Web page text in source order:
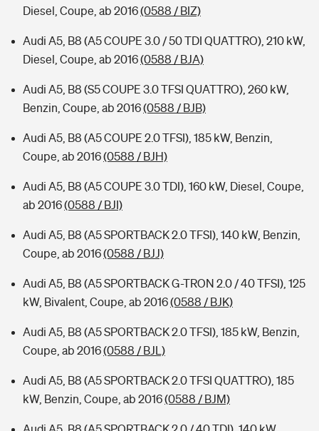
Diesel, Coupe, ab 2016(0588 / BIZ)
Audi A5, B8 (A5 COUPE 3.0 / 50 TDI QUATTRO), 210 kW,
Diesel, Coupe, ab 2016(0588 / BJA)
Audi A5, B8 (S5 COUPE 3.0 TFSI QUATTRO), 260 kW,
Benzin, Coupe, ab 2016(0588 / BJB)
Audi A5, B8 (A5 COUPE 2.0 TFSI), 185 kW, Benzin,
Coupe, ab 2016(0588 / BJH)
Audi A5, B8 (A5 COUPE 3.0 TDI), 160 kW, Diesel, Coupe,
ab 2016(0588 / BJI)
Audi A5, B8 (A5 SPORTBACK 2.0 TFSI), 140 kW, Benzin,
Coupe, ab 2016(0588 / BJJ)
Audi A5, B8 (A5 SPORTBACK G-TRON 2.0 / 40 TFSI), 125
kW, Bivalent, Coupe, ab 2016(0588 / BJK)
Audi A5, B8 (A5 SPORTBACK 2.0 TFSI), 185 kW, Benzin,
Coupe, ab 2016(0588 / BJL)
Audi A5, B8 (A5 SPORTBACK 2.0 TFSI QUATTRO), 185
kW, Benzin, Coupe, ab 2016(0588 / BJM)